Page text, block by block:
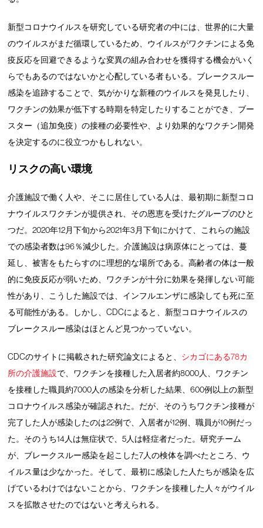
新型コロナウイルスを研究している研究者の中には、世界的に大量
のウイルスがまだ循環しているため、ウイルスがワクチンによる免
疫反応を回避できるような変異の組み合わせを獲得する機会がいく
らでもあるのではないかと心配している者もいる。ブレークスルー
感染を追跡することで、気がかりな新種のウイルスを発見したり、
ワクチンの効果が低下する時期を特定したりすることができ、ブー
スター（追加免疫）の接種の必要性や、より効果的なワクチン開発
を決定するのに役立つかもしれない。
リスクの高い環境
介護施設で働く人や、そこに居住している人は、最初期に新型コロ
ナウイルスワクチンが提供され、その恩恵を受けたグループのひと
つだ。2020年12月下旬から2021年3月下旬にかけて、これらの施設
での感染者数は96％減少した。介護施設は病原体にとっては、蔓
延し、被害をもたらすのに理想的な場所である。高齢者の体は一般
的に免疫反応が弱いため、ワクチンが十分に効果を発揮しない可能
性があり、こうした施設では、インフルエンザに感染しても死に至
る可能性がある。しかし、CDCによると、新型コロナウイルスの
ブレークスルー感染はほとんど見つかっていない。
CDCのサイトに掲載された研究論文によると、 シカゴにある78カ
所の介護施設で、ワクチンを接種した入居者約8000人、ワクチン
を接種した職員約7000人の感染を分析した結果、600例以上の新型
コロナウイルス感染が確認された。だが、そのうちワクチン接種が
完了した人が感染したのは22例で、入居者が12例、職員が10例だっ
た。そのうち14人は無症状で、5人は軽症者だった。研究チーム
が、ブレークスルー感染を起こした7人の検体を調べたところ、ウ
イルス量は少なかった。そして、最初に感染した人たちが感染を広
げているわけではないことから、ワクチンを接種した人々がウイル
スを拡散させたのではないと考えられる。